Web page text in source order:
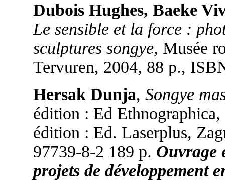
Dubois Hughes, Baeke
Le sensible et la force :
sculptures songye, Musée
Tervuren, 2004, 88 p.,
Hersak Dunja, Songye
édition : Ed
édition : Ed. Laserplus,
97739-8-2 189 p. Ouvrage
projets de développement